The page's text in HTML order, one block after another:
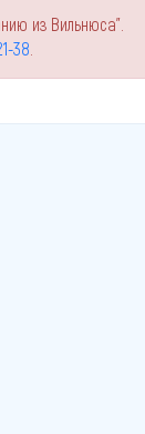
из Вильнюса".
38